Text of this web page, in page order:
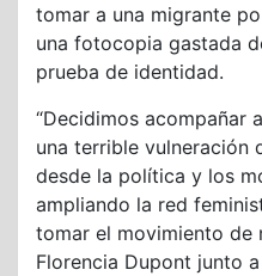
tomar a una migrante
una fotocopia gastada
prueba de identidad.
“Decidimos acompañar
una terrible vulneración
desde la política y los
ampliando la red
tomar el movimiento de
Florencia Dupont junto